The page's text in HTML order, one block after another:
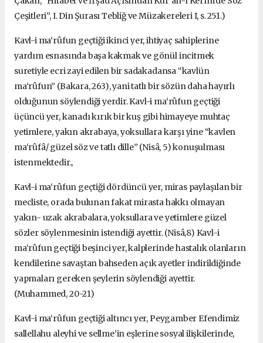
Çeşitleri”, I. Din Şurası Tebliğ ve Müzakereleri I, s. 251.)
Kavl-i ma‘rûfun geçtiği ikinci yer, ihtiyaç sahiplerine
yardım esnasında başa kakmak ve gönül incitmek
suretiyle ecri zayi edilen bir sadakadansa “kavlün
ma‘rûfun” (Bakara, 263), yani tatlı bir sözün daha hayırlı
olduğunun söylendiği yerdir. Kavl-i ma‘rûfun geçtiği
üçüncü yer, kanadı kırık bir kuş gibi himayeye muhtaç
yetimlere, yakın akrabaya, yoksullara karşı yine “kavlen
ma‘rûfâ/ güzel söz ve tatlı dille” (Nisâ, 5) konuşulması
istenmektedir.,
Kavl-i ma‘rûfun geçtiği dördüncü yer, miras paylaşılan bir
mecliste, orada bulunan fakat mirasta hakkı olmayan
yakın- uzak akrabalara, yoksullara ve yetimlere güzel
sözler söylenmesinin istendiği ayettir. (Nisâ,8) Kavl-i
ma‘rûfun geçtiği beşinci yer, kalplerinde hastalık olanların
kendilerine savaştan bahseden açık ayetler indirildiğinde
yapmaları gereken şeylerin söylendiği ayettir.
(Muhammed, 20-21)
Kavl-i ma‘rûfun geçtiği altıncı yer, Peygamber Efendimiz
sallellahu aleyhi ve sellme’in eşlerine sosyal ilişkilerinde,